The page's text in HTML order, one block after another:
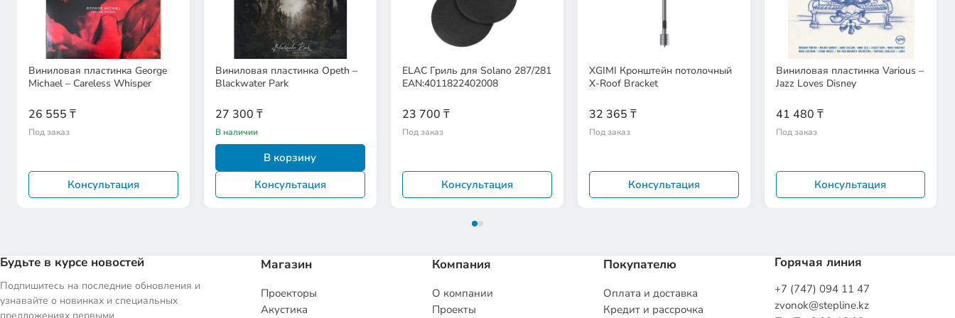
Виниловая пластинка George
Michael – Careless Whisper
26 555 ₸
Под заказ
Консультация
Виниловая пластинка Opeth –
Blackwater Park
27 300 ₸
В наличии
В корзину
Консультация
ELAC Гриль для Solano 287/281
EAN:4011822402008
23 700 ₸
Под заказ
Консультация
XGIMI Кронштейн потолочный
X-Roof Bracket
32 365 ₸
Под заказ
Консультация
Виниловая пластинка Various –
Jazz Loves Disney
41 480 ₸
Под заказ
Консультация
Будьте в курсе новостей
Подпишитесь на последние обновления и
узнавайте о новинках и специальных
Магазин
Проекторы
Акустика
Компания
О компании
Проекты
Покупателю
Оплата и доставка
Кредит и рассрочка
Горячая линия
+7 (747) 094 11 47
zvonok@stepline.kz